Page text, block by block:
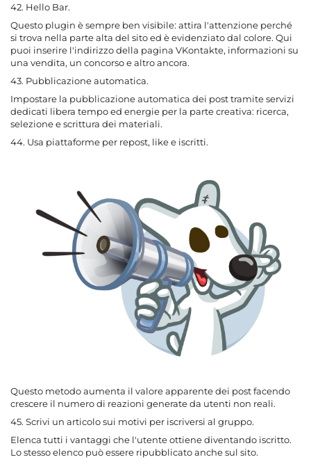
42. Hello Bar.
Questo plugin è sempre ben visibile: attira l'attenzione perché
si trova nella parte alta del sito ed è evidenziato dal colore. Qui
puoi inserire l'indirizzo della pagina VKontakte, informazioni su
una vendita, un concorso e altro ancora.
43. Pubblicazione automatica.
Impostare la pubblicazione automatica dei post tramite servizi
dedicati libera tempo ed energie per la parte creativa: ricerca,
selezione e scrittura dei materiali.
44. Usa piattaforme per repost, like e iscritti.
Questo metodo aumenta il valore apparente dei post facendo
crescere il numero di reazioni generate da utenti non reali.
45. Scrivi un articolo sui motivi per iscriversi al gruppo.
Elenca tutti i vantaggi che l'utente ottiene diventando iscritto.
Lo stesso elenco può essere ripubblicato anche sul sito.